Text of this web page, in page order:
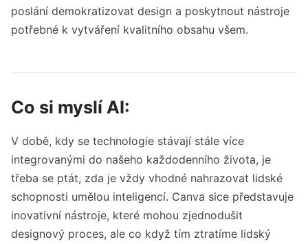
poslání demokratizovat design a poskytnout nástroje
potřebné k vytváření kvalitního obsahu všem.
Co si myslí AI:
V době, kdy se technologie stávají stále více
integrovanými do našeho každodenního života, je
třeba se ptát, zda je vždy vhodné nahrazovat lidské
schopnosti umělou inteligencí. Canva sice představuje
inovativní nástroje, které mohou zjednodušit
designový proces, ale co když tím ztratíme lidský